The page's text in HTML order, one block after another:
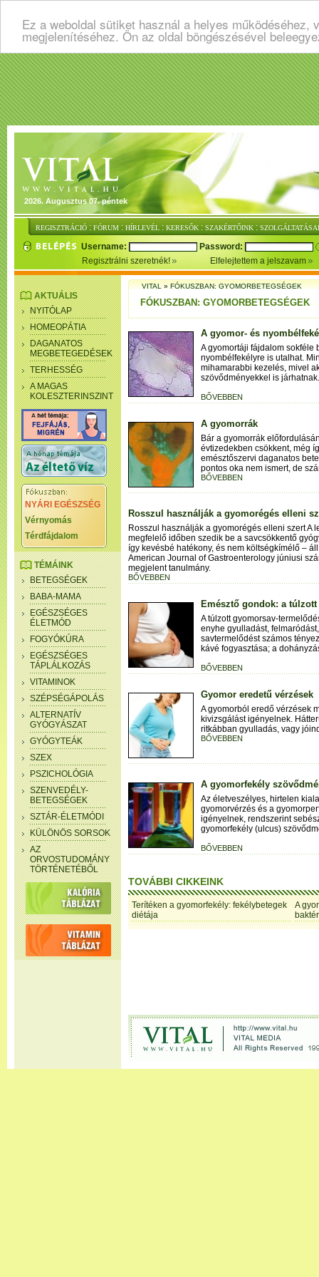
Ez a weboldal sütiket használ a helyes
megjelenítéséhez. Ön az oldal böngészésével
2026. Augusztus 07. péntek
REGISZTRÁCIÓ : FÓRUM : HÍRLEVÉL : KERESŐK : SZAKÉRTŐINK :
Username:
Password:
Regisztrálni szeretnék!
Elfelejtettem a jelszavam
AKTUÁLIS
NYITÓLAP
HOMEOPÁTIA
DAGANATOS
MEGBETEGEDÉSEK
TERHESSÉG
A MAGAS
KOLESZTERINSZINT
NYÁRI EGÉSZSÉG
Vérnyomás
Térdfájdalom
TÉMÁINK
BETEGSÉGEK
BABA-MAMA
EGÉSZSÉGES
ÉLETMÓD
FOGYÓKÚRA
EGÉSZSÉGES
TÁPLÁLKOZÁS
VITAMINOK
SZÉPSÉGÁPOLÁS
ALTERNATÍV
GYÓGYÁSZAT
GYÓGYTEÁK
SZEX
PSZICHOLÓGIA
SZENVEDÉLY-
BETEGSÉGEK
SZTÁR-ÉLETMÓDI
KÜLÖNÖS SORSOK
AZ
ORVOSTUDOMÁNY
TÖRTÉNETÉBŐL
VITAL»FÓKUSZBAN: GYOMORBETEGSÉGEK
FÓKUSZBAN: GYOMORBETEGSÉGEK
A gyomor- és
A gyomortáji fájdalom sokféle
nyombélfekélyre is utalhat.
mihamarabbi kezelés, mivel
szövődményekkel is járhatnak.
BŐVEBBEN
A gyomorrák
Bár a gyomorrák
évtizedekben csökkent, még
emésztőszervi daganatos
pontos oka nem ismert, de
BŐVEBBEN
Rosszul használják a gyomorégés elleni
Rosszul használják a gyomorégés elleni szert A
megfelelő időben szedik be a savcsökkentő
így kevésbé hatékony, és nem költségkímélő –
American Journal of Gastroenterology júniusi
megjelent tanulmány.
BŐVEBBEN
Emésztő gondok: a
A túlzott gyomorsav-
enyhe gyulladást,
savtermelődést számos
kávé fogyasztása; a
BŐVEBBEN
Gyomor eredetű vérzések
A gyomorból eredő vérzések
kivizsgálást igényelnek.
ritkábban gyulladás, vagy
BŐVEBBEN
A gyomorfekély
Az életveszélyes, hirtelen
gyomorvérzés és a
igényelnek, rendszerint
gyomorfekély (ulcus)
BŐVEBBEN
TOVÁBBI CIKKEINK
Terítéken a gyomorfekély: fekélybetegek
diétája
A